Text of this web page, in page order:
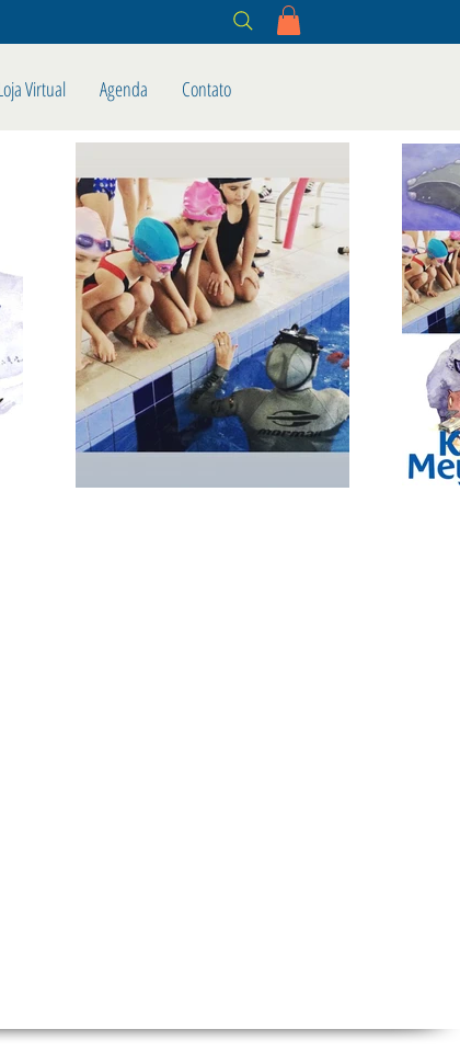
Virtual Agenda Contato